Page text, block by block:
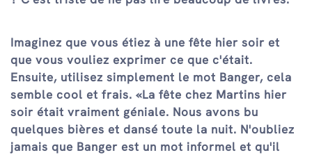
Imaginez que vous étiez à une fête hier soir et
que vous vouliez exprimer ce que c'était.
Ensuite, utilisez simplement le mot Banger, cela
semble cool et frais. «La fête chez Martins hier
soir était vraiment géniale. Nous avons bu
quelques bières et dansé toute la nuit. N'oubliez
jamais que Banger est un mot informel et qu'il